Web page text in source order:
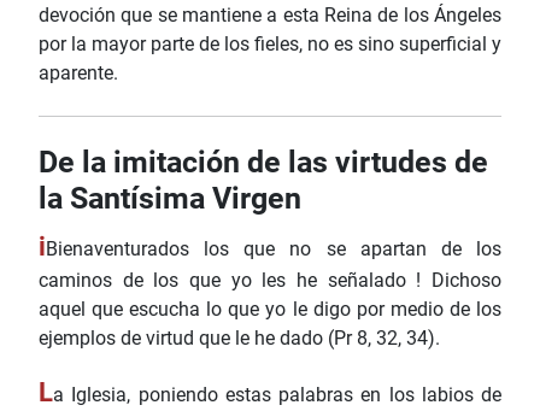
devoción que se man­tiene a esta Reina de los Ángeles
por la mayor parte de los fieles, no es sino superficial y
aparente.
De la imitación de las virtudes de
la Santísima Virgen
iBienaventurados los que no se apartan de los
caminos de los que yo les he señalado ! Dichoso
aquel que escucha lo que yo le digo por medio de los
ejemplos de virtud que le he dado (Pr 8, 32, 34).
La Iglesia, poniendo estas palabras en los labios de